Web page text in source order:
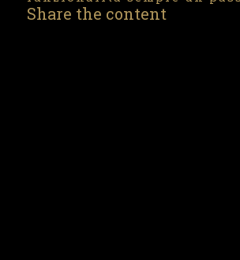
Share the content